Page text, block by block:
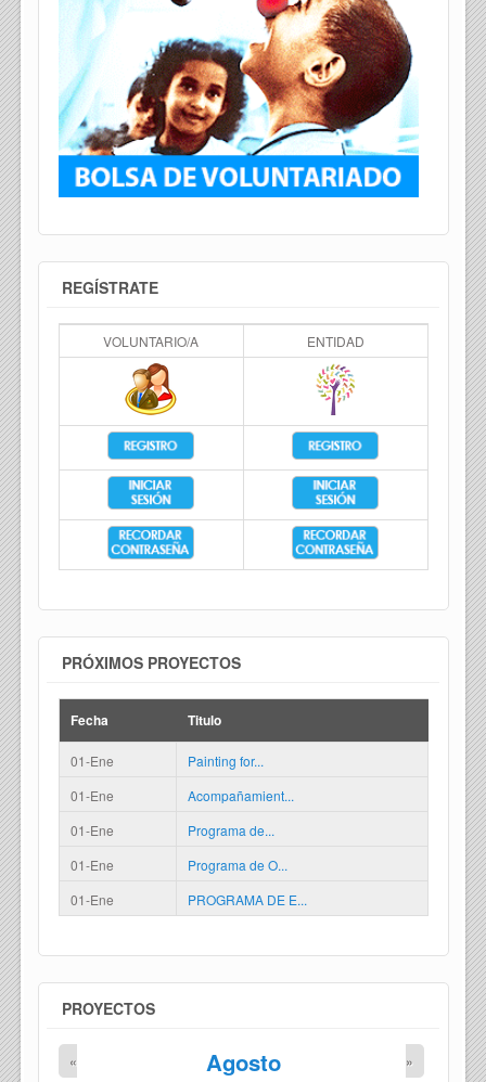
REGÍSTRATE
VOLUNTARIO/A ENTIDAD
PRÓXIMOS PROYECTOS
Fecha Titulo
01-Ene
Painting for...
01-Ene
Acompañamient...
01-Ene
Programa de...
01-Ene
Programa de O...
01-Ene
PROGRAMA DE E...
PROYECTOS
Agosto
« »